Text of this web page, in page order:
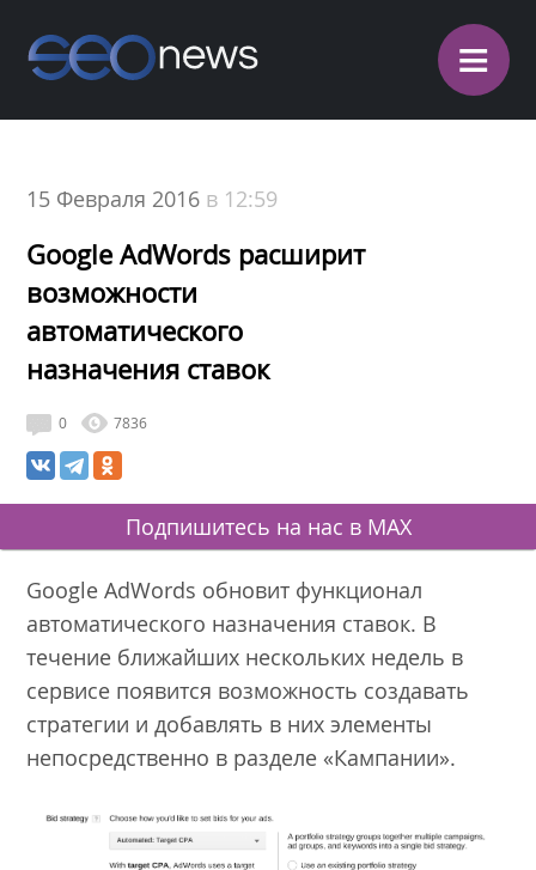
≡
15 Февраля 2016 в 12:59
Google AdWords расширит
возможности
автоматического
назначения ставок
0 7836
Подпишитесь на нас в MAX
Google AdWords обновит функционал
автоматического назначения ставок. В
течение ближайших нескольких недель в
сервисе появится возможность создавать
стратегии и добавлять в них элементы
непосредственно в разделе «Кампании».